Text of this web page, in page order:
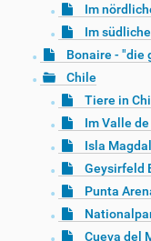
Im
Im
Bonaire - "die
Chile
Tiere in
Im Valle
Isla
Geysirfeld
Punta
Cueva del